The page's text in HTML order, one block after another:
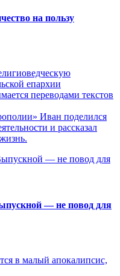
на пользу
епархии
переводами текстов
Иван поделился
и рассказал
— не повод для
в малый апокалипсис,